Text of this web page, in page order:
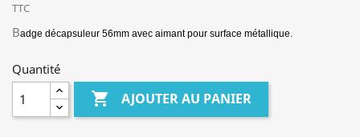
TTC
Badge décapsuleur 56mm avec aimant pour surface métallique.
Quantité
 AJOUTER AU PANIER